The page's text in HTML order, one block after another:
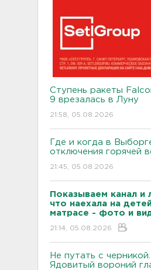
Ступень ракеты
9 врезалась в Луну
21:58, 05.08.2026
Где и когда в
отключения горячей
21:45, 05.08.2026
Показываем канал и
что наехала на
матрасе - фото и
21:14, 05.08.2026
Не путать с черникой.
Ядовитый вороний